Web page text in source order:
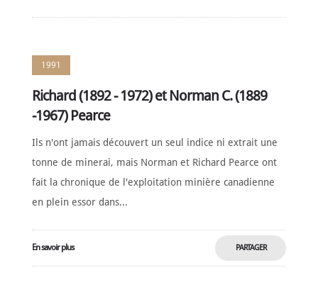
NOUVELLES
SOUTIEN
Français
1991
Richard (1892 - 1972) et Norman C. (1889
-1967) Pearce
Ils n'ont jamais découvert un seul indice ni extrait une
tonne de minerai, mais Norman et Richard Pearce ont
fait la chronique de l'exploitation minière canadienne
en plein essor dans...
En savoir plus PARTAGER